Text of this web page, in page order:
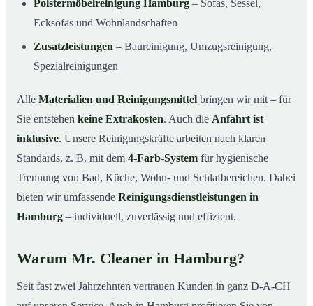
Polstermöbelreinigung Hamburg – Sofas, Sessel,
Ecksofas und Wohnlandschaften
Zusatzleistungen – Baureinigung, Umzugsreinigung,
Spezialreinigungen
Alle Materialien und Reinigungsmittel bringen wir mit – für
Sie entstehen keine Extrakosten. Auch die Anfahrt ist
inklusive. Unsere Reinigungskräfte arbeiten nach klaren
Standards, z. B. mit dem 4-Farb-System für hygienische
Trennung von Bad, Küche, Wohn- und Schlafbereichen. Dabei
bieten wir umfassende Reinigungsdienstleistungen in
Hamburg – individuell, zuverlässig und effizient.
Warum Mr. Cleaner in Hamburg?
Seit fast zwei Jahrzehnten vertrauen Kunden in ganz D-A-CH